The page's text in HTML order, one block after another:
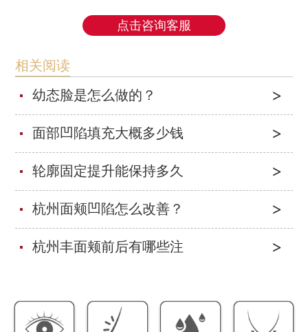
点击咨询客服
相关阅读
幼态脸是怎么做的？
面部凹陷填充大概多少钱
轮廓固定提升能保持多久
杭州面颊凹陷怎么改善？
杭州丰面颊前后有哪些注